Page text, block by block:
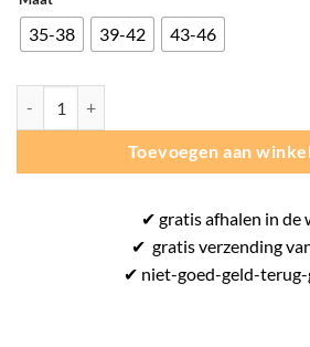
35-38 39-42 43-46
Toevoegen aan
✔ gratisafhalen in de
✔ gratisverzending
✔ niet-goed-geld-terug-